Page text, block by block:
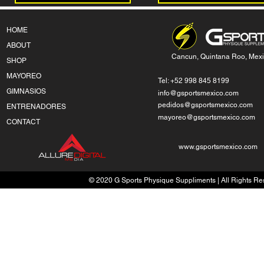
HOME
ABOUT
SHOP
MAYOREO
GIMNASIOS
ENTRENADORES
CONTACT
Cancun, Quintana Roo,
Tel: +52 998 845 8199
info@gsportsmexico.com
pedidos@gsportsmexico.com
mayoreo@gsportsmexico.com
www.gsportsmexico.com
© 2020 G Sports Physique Suppliments | All Rights